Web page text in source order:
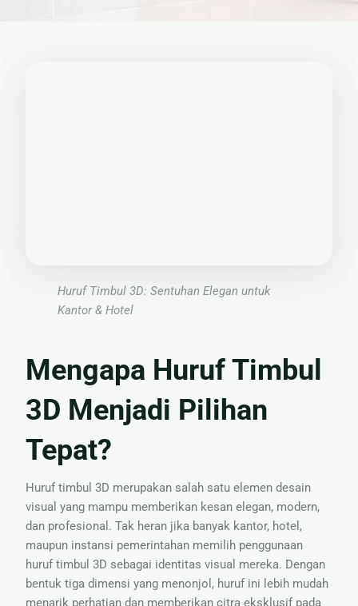
Timbul
📦 Neon
Nama
Huruf Timbul 3D: Sentuhan Elegan untuk
Kantor & Hotel
Mengapa Huruf Timbul
3D Menjadi Pilihan
Tepat?
Huruf timbul 3D merupakan salah satu elemen desain
visual yang mampu memberikan kesan elegan, modern,
dan profesional. Tak heran jika banyak kantor, hotel,
maupun instansi pemerintahan memilih penggunaan
huruf timbul 3D sebagai identitas visual mereka. Dengan
bentuk tiga dimensi yang menonjol, huruf ini lebih mudah